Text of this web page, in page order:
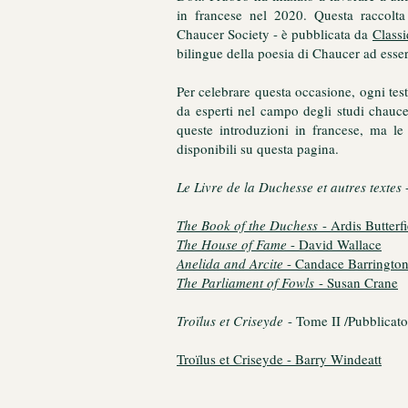
in francese nel 2020. Questa
Chaucer Society - è pubblicata da
bilingue della poesia di Chaucer ad
Per celebrare questa occasione, ogni
da esperti nel campo degli studi
queste introduzioni in francese, ma
disponibili su questa pagina.
Le Livre de la Duchesse et autres textes
The Book of the Duchess - Ardis
The House of Fame - David Wallace
Anelida and Arcite - Candace Barrington
The Parliament of Fowls - Susan Crane
Troïlus et Criseyde - Tome II /
Troïlus et Criseyde - Barry Windeatt